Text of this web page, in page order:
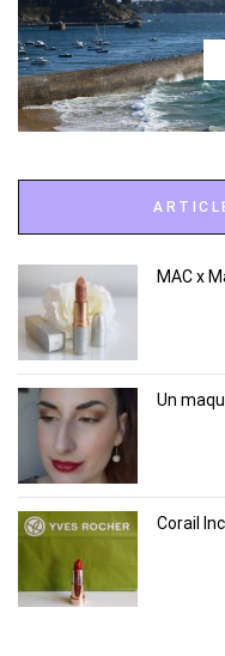
MAC x
Un
Corail